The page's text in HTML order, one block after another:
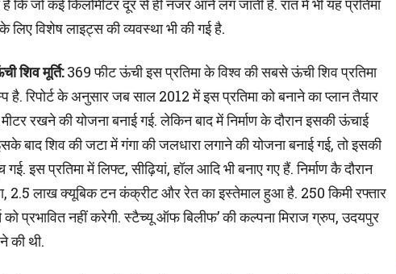
है कि जो कई किलोमीटर दूर से ही नजर आने लग जाती हैं. रात में भी यह प्रतिमा
विशेष लाइट्स की व्यवस्था भी की गई है.
शिव मूर्ति:369 फीट ऊंची इस प्रतिमा के विश्व की सबसे ऊंची शिव प्रतिमा
है. रिपोर्ट के अनुसार जब साल 2012 में इस प्रतिमा को बनाने का प्लान तैयार
रखने की योजना बनाई गई. लेकिन बाद में निर्माण के दौरान इसकी ऊंचाई
बाद शिव की जटा में गंगा की जलधारा लगाने की योजना बनाई गई, तो इसकी
इस प्रतिमा में लिफ्ट, सीढ़ियां, हॉल आदि भी बनाए गए हैं. निर्माण कै दौरान
2.5 लाख क्यूबिक टन कंक्रीट और रेत का इस्तेमाल हुआ है. 250 किमी रफ्तार
को प्रभावित नहीं करेगी. स्टैच्यू ऑफ बिलीफ’ की कल्पना मिराज ग्रुप, उदयपुर
की थी.